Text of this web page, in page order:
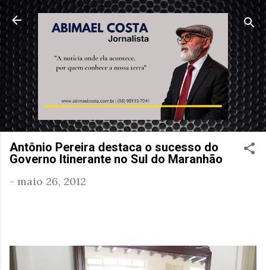
Pular para o conteúdo principal
Antônio Pereira destaca o sucesso do
Governo Itinerante no Sul do Maranhão
- maio 26, 2012